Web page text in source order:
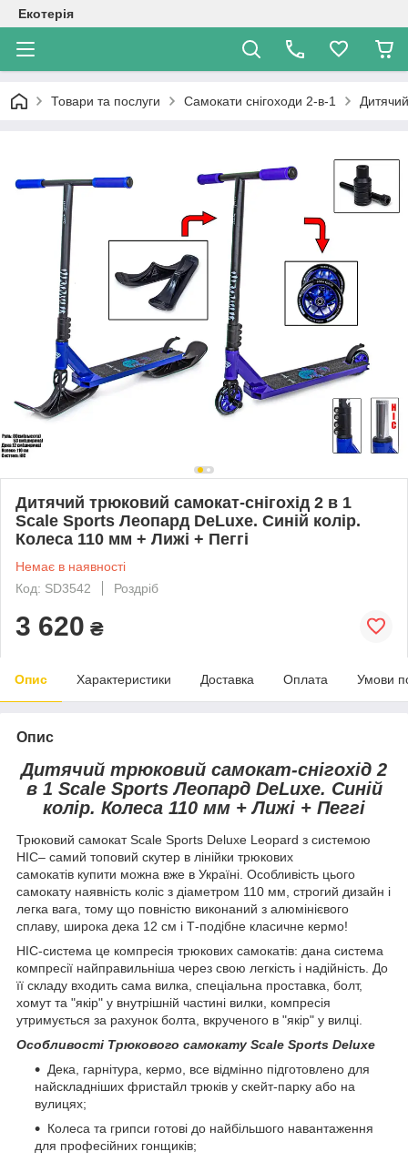
Екотерія
Товари та послуги Самокати снігоходи 2-в-1
Дитячий трюковий самокат-снігохід 2 в 1
Scale Sports Леопард DeLuxe. Синій колір.
Колеса 110 мм + Лижі + Пеггі
Немає в наявності
Код: SD3542
Роздріб
3 620 ₴
Опис Характеристики Доставка Оплата Умови
Опис
Дитячий трюковий самокат-снігохід 2
в 1 Scale Sports Леопард DeLuxe. Синій
колір. Колеса 110 мм + Лижі + Пеггі
Трюковий самокат Scale Sports Deluxe Leopard з системою
HIC– самий топовий скутер в лінійки трюкових
самокатів купити можна вже в Україні. Особливість цього
самокату наявність коліс з діаметром 110 мм, строгий дизайн і
легка вага, тому що повністю виконаний з алюмінієвого
сплаву, широка дека 12 см і Т-подібне класичне кермо!
HIC-система це компресія трюкових самокатів: дана система
компресії найправильніша через свою легкість і надійність. До
її складу входить сама вилка, спеціальна проставка, болт,
хомут та "якір" у внутрішній частині вилки, компресія
утримується за рахунок болта, вкрученого в "якір" у вилці.
Особливості Трюкового самокату Scale Sports Deluxe
Дека, гарнітура, кермо, все відмінно підготовлено для
найскладніших фристайл трюків у скейт-парку або на
вулицях;
Колеса та грипси готові до найбільшого навантаження
для професійних гонщиків;